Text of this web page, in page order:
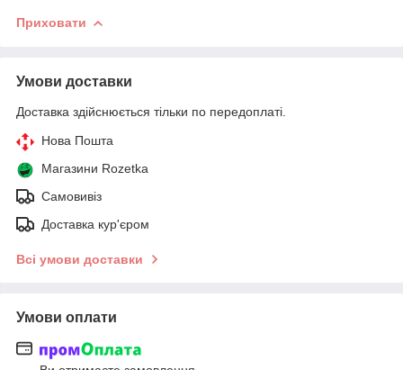
Приховати
Умови доставки
Доставка здійснюється тільки по передоплаті.
Нова Пошта
Магазини Rozetka
Самовивіз
Доставка кур'єром
Всі умови доставки
Умови оплати